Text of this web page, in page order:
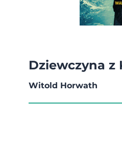
Dziewczyna z
Witold Horwath